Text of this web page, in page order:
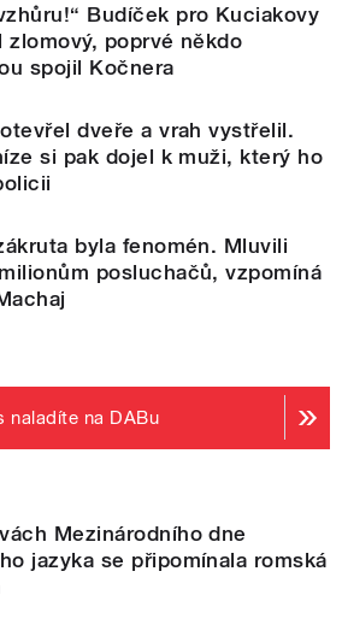
Budíček pro Kuciakovy
zlomový, poprvé někdo
spojil Kočnera
dveře a vrah vystřelil.
si pak dojel k muži, který ho
byla fenomén. Mluvili
posluchačů, vzpomíná
naladíte na DABu
Mezinárodního dne
jazyka se připomínala romská